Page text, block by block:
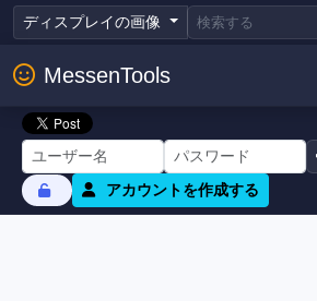
ディスプレイの画像
MessenTools
アカウントを作成する